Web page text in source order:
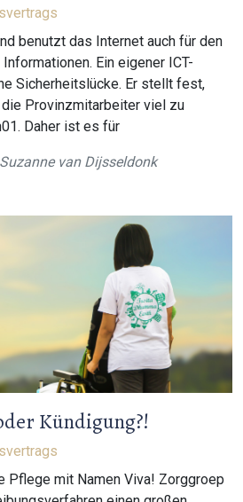
benutzt das Internet auch für den
Ein eigener ICT-
Sicherheitslücke. Er stellt fest,
Provinzmitarbeiter viel zu
Daher ist es für
van Dijsseldonk
Kündigung?!
Pflege mit Namen Viva! Zorggroep